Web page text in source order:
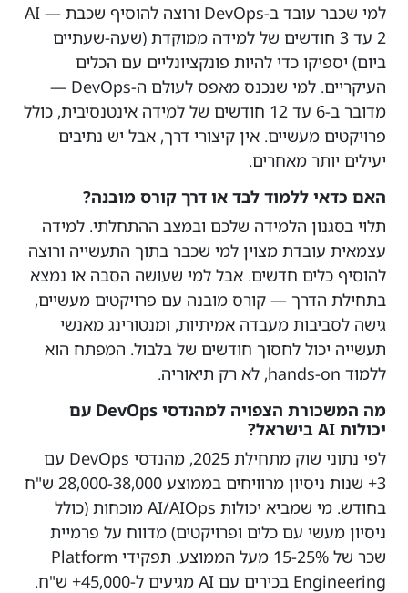
למי שכבר עובד ב-DevOps ורוצה להוסיף שכבת AI —
2 עד 3 חודשים של למידה ממוקדת (שעה-שעתיים
ביום) יספיקו כדי להיות פונקציונליים עם הכלים
העיקריים. למי שנכנס מאפס לעולם ה-DevOps —
מדובר ב-6 עד 12 חודשים של למידה אינטנסיבית, כולל
פרויקטים מעשיים. אין קיצורי דרך, אבל יש נתיבים
יעילים יותר מאחרים.
האם כדאי ללמוד לבד או דרך קורס מובנה?
תלוי בסגנון הלמידה שלכם ובמצב ההתחלתי. למידה
עצמאית עובדת מצוין למי שכבר בתוך התעשייה ורוצה
להוסיף כלים חדשים. אבל למי שעושה הסבה או נמצא
בתחילת הדרך — קורס מובנה עם פרויקטים מעשיים,
גישה לסביבות מעבדה אמיתיות, ומנטורינג מאנשי
תעשייה יכול לחסוך חודשים של בלבול. המפתח הוא
ללמוד hands-on, לא רק תיאוריה.
מה המשכורת הצפויה למהנדסי DevOps עם
יכולות AI בישראל?
לפי נתוני שוק מתחילת 2025, מהנדסי DevOps עם
3+ שנות ניסיון מרוויחים בממוצע 28,000-38,000 ש"ח
בחודש. מי שמביא יכולות AI/AIOps מוכחות (כולל
ניסיון מעשי עם כלים ופרויקטים) מדווח על פרמיית
שכר של 15-25% מעל הממוצע. תפקידי Platform
Engineering בכירים עם AI מגיעים ל-45,000+ ש"ח.